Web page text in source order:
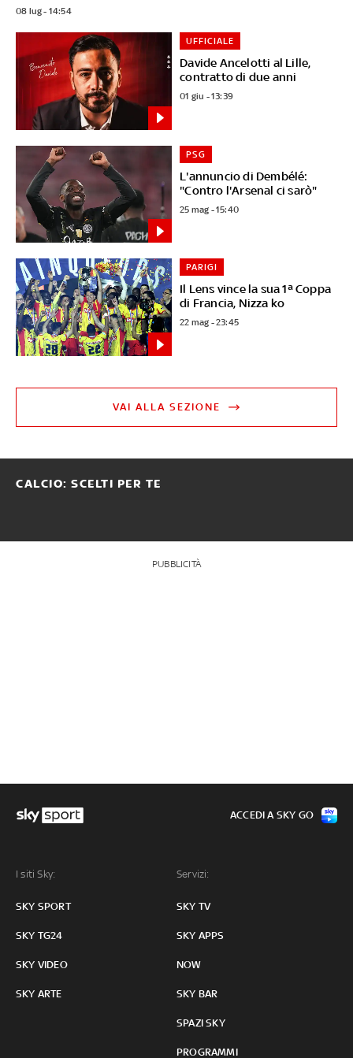
08 lug - 14:54
Davide Ancelotti al Lille,
contratto di due anni
UFFICIALE
01 giu - 13:39
L'annuncio di Dembélé:
"Contro l'Arsenal ci sarò"
PSG
25 mag - 15:40
Il Lens vince la sua 1ª Coppa
di Francia, Nizza ko
PARIGI
22 mag - 23:45
VAI ALLA SEZIONE
CALCIO: SCELTI PER TE
PUBBLICITÀ
I siti Sky:
SKY SPORT
SKY TG24
SKY VIDEO
SKY ARTE
Servizi:
SKY TV
SKY APPS
NOW
SKY BAR
SPAZI SKY
PROGRAMMI
ACCEDI A SKY GO